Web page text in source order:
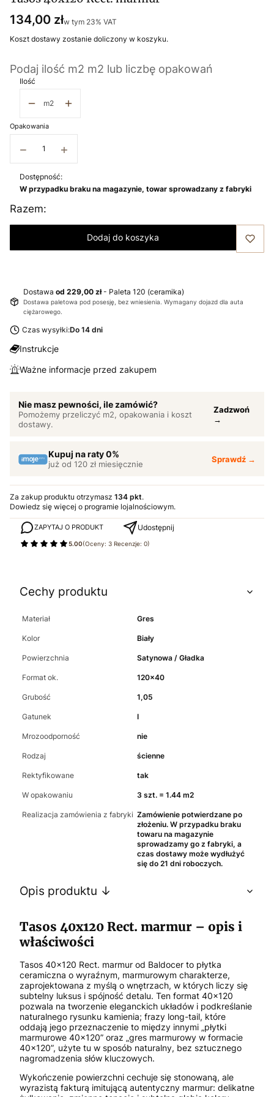
Cena
134,00 złw tym 23% VAT
w tym 23% VAT
Koszt dostawy zostanie doliczony w koszyku.
Podaj ilość m2 m2 lub liczbę opakowań
Ilość
m2
Opakowania
− +
Dostępność:
W przypadku braku na magazynie, towar sprowadzany z fabryki
Razem:
Dodaj do koszyka
Dostawa od 229,00 zł- Paleta 120 (ceramika)
Dostawa paletowa pod posesję, bez wniesienia. Wymagany dojazd dla auta
ciężarowego.
Czas wysyłki:Do 14 dni
Instrukcje
Ważne informacje przed zakupem
Nie masz pewności, ile zamówić?
Pomożemy przeliczyć m2, opakowania i koszt
dostawy.
Zadzwoń
→
Kupuj na raty 0%
już od 120 zł miesięcznie
Sprawdź →
Za zakup produktu otrzymasz 134 pkt.
Dowiedz się więcej o programie lojalnościowym.
ZAPYTAJ O PRODUKT Udostępnij
5.00(Oceny: 3 Recenzje: 0)
Cechy produktu
Materiał Gres
Kolor Biały
Powierzchnia Satynowa / Gładka
Format ok. 120x40
Grubość 1,05
Gatunek I
Mrozoodporność nie
Rodzaj ścienne
Rektyfikowane tak
W opakowaniu 3 szt. = 1.44 m2
Realizacja zamówienia z fabryki Zamówienie potwierdzane po
złożeniu. W przypadku braku
towaru na magazynie
sprowadzamy go z fabryki, a
czas dostawy może wydłużyć
się do 21 dni roboczych.
Opis produktu ↓
Tasos 40x120 Rect. marmur – opis i
właściwości
Tasos 40x120 Rect. marmur od Baldocer to płytka
ceramiczna o wyraźnym, marmurowym charakterze,
zaprojektowana z myślą o wnętrzach, w których liczy się
subtelny luksus i spójność detalu. Ten format 40x120
pozwala na tworzenie eleganckich układów i podkreślanie
naturalnego rysunku kamienia; frazy long-tail, które
oddają jego przeznaczenie to między innymi „płytki
marmurowe 40x120” oraz „gres marmurowy w formacie
40x120”, użyte tu w sposób naturalny, bez sztucznego
nagromadzenia słów kluczowych.
Wykończenie powierzchni cechuje się stonowaną, ale
wyrazistą fakturą imitującą autentyczny marmur: delikatne